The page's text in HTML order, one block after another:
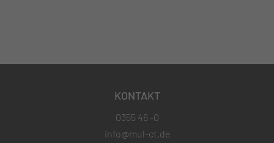
KONTAKT
0355 46 -0
info@mul-ct.de